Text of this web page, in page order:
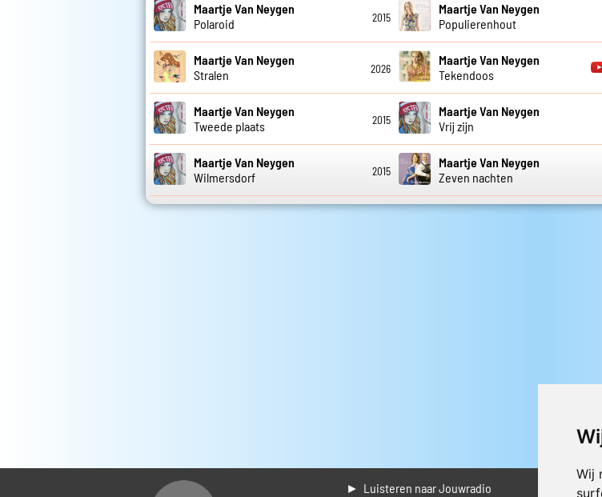
Wij
Maartje Van Neygen
Polaroid
2015
Maartje Van Neygen
Populierenhout
Maartje Van Neygen
Stralen
2026
Maartje Van Neygen
Tekendoos
Maartje Van Neygen
Tweede plaats
2015
Maartje Van Neygen
Vrij zijn
Maartje Van Neygen
Wilmersdorf
2015
Maartje Van Neygen
Zeven nachten
► Luisteren naar Jouwradio
►